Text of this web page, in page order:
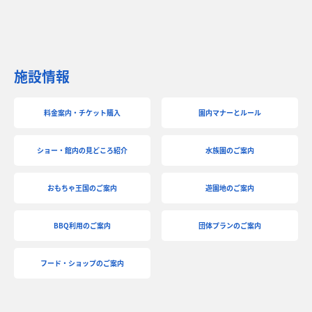
施設情報
料金案内・チケット購入 園内マナーとルール
ショー・館内の見どころ紹介 水族園のご案内
おもちゃ王国のご案内 遊園地のご案内
BBQ利用のご案内 団体プランのご案内
フード・ショップのご案内